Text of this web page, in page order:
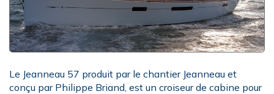
Le Jeanneau 57 produit par le chantier Jeanneau et
conçu par Philippe Briand, est un croiseur de cabine pour